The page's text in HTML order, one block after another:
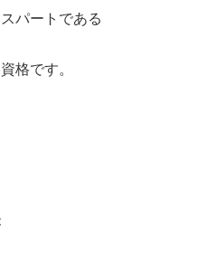
パートである
格です。